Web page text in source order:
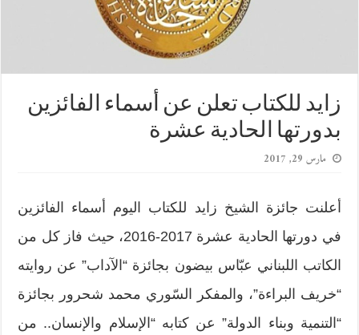
زايد للكتاب تعلن عن أسماء الفائزين
بدورتها الحادية عشرة
مارس 29, 2017
أعلنت جائزة الشيخ زايد للكتاب اليوم أسماء الفائزين
في دورتها الحادية عشرة 2017-2016، حيث فاز كل من
الكاتب اللبناني عبّاس بيضون بجائزة “الآداب” عن روايته
“خريف البراءة”، والمفكر السّوري محمد شحرور بجائزة
“التنمية وبناء الدولة” عن كتابه “الإسلام والإنسان.. من